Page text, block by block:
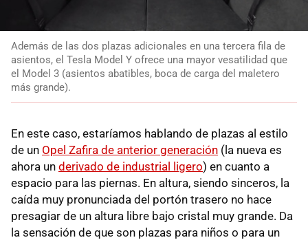
Además de las dos plazas adicionales en una tercera fila de
asientos, el Tesla Model Y ofrece una mayor vesatilidad que
el Model 3 (asientos abatibles, boca de carga del maletero
más grande).
En este caso, estaríamos hablando de plazas al estilo
de un Opel Zafira de anterior generación (la nueva es
ahora un derivado de industrial ligero) en cuanto a
espacio para las piernas. En altura, siendo sinceros, la
caída muy pronunciada del portón trasero no hace
presagiar de un altura libre bajo cristal muy grande. Da
la sensación de que son plazas para niños o para un